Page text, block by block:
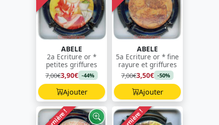
ABELE
2a Ecriture or *
petites griffures
7,00€3,90€ -44%
Ajouter
ABELE
5a Ecriture or * fine
rayure et griffures
7,00€3,50€ -50%
Ajouter